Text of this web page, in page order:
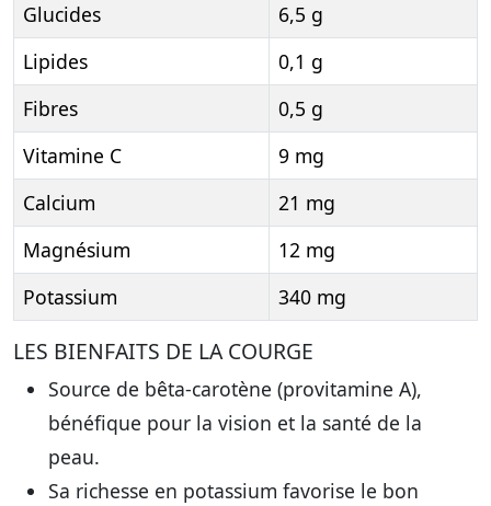
Glucides
6,5 g
Lipides
0,1 g
Fibres
0,5 g
Vitamine C
9 mg
Calcium
21 mg
Magnésium
12 mg
Potassium
340 mg
LES BIENFAITS DE LA COURGE
Source de bêta-carotène (provitamine A),
bénéfique pour la vision et la santé de la
peau.
Sa richesse en potassium favorise le bon